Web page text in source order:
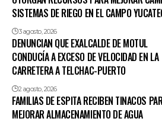
SISTEMAS DE RIEGO EN EL CAMPO
3 agosto, 2026
DENUNCIAN QUE EXALCALDE DE MOTUL
CONDUCÍA A EXCESO DE VELOCIDAD EN LA
CARRETERA A TELCHAC-PUERTO
2 agosto, 2026
FAMILIAS DE ESPITA RECIBEN TINACOS
MEJORAR ALMACENAMIENTO DE AGUA